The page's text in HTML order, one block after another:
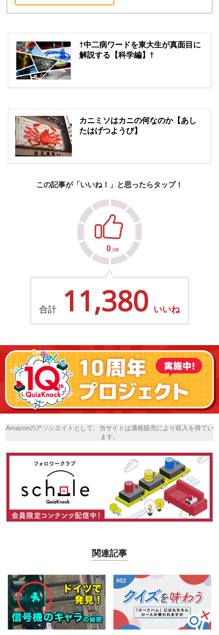
†中二病ワードを東大生が真面目に
解説する【科学編】†
カニミソはカニの何なのか【あし
たはげつようび】
この記事が「いいね！」と思ったらタップ！
合計 11,380 いいね
Amazonのアソシエイトとして、当サイトは適格販売により収入を得てい
ます。
関連記事